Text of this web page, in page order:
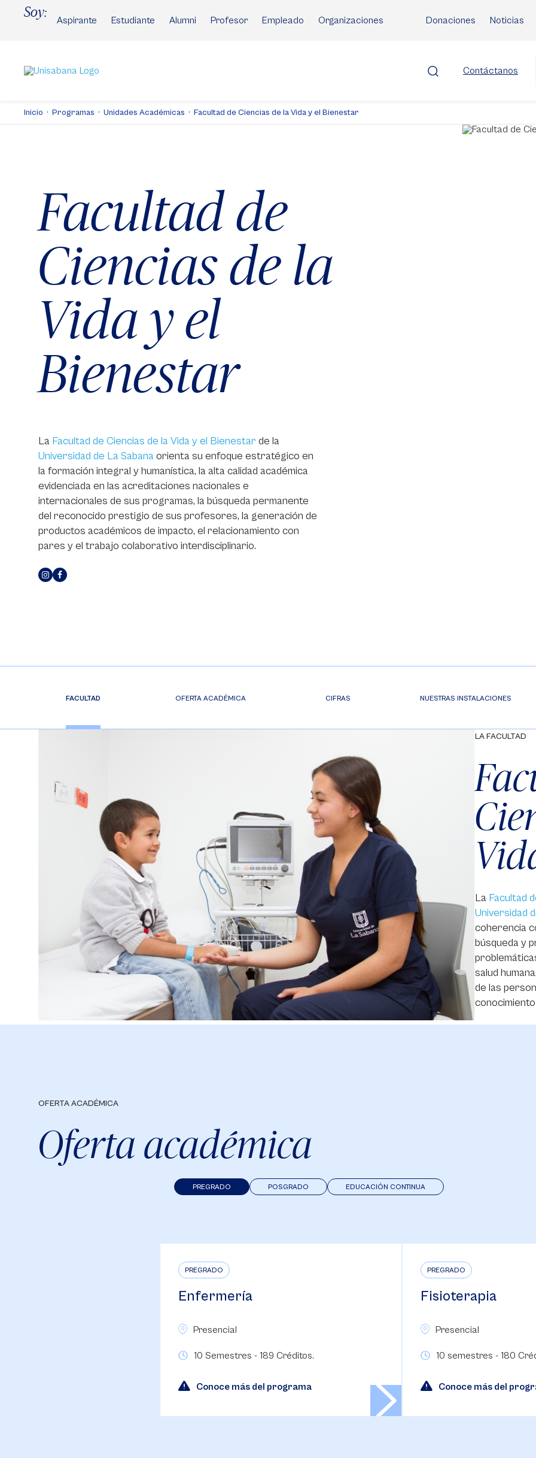
Soy:
Aspirante Estudiante Alumni Profesor Empleado Organizaciones Donaciones Noticias
Contáctanos
Inicio Programas Unidades Académicas Facultad de Ciencias de la Vida y el Bienestar
Facultad de
Ciencias de la
Vida y el
Bienestar
La Facultad de Ciencias de la Vida y el Bienestar de la
Universidad de La Sabanaorienta su enfoque estratégico en
la formación integral y humanística, la alta calidad académica
evidenciada en las acreditaciones nacionales e
internacionales de sus programas, la búsqueda permanente
del reconocido prestigio de sus profesores, la generación de
productos académicos de impacto, el relacionamiento con
pares y el trabajo colaborativo interdisciplinario.
FACULTAD OFERTA ACADÉMICA CIFRAS NUESTRAS INSTALACIONES
LA FACULTAD
La Facultad
Universidad
coherencia
búsqueda y
salud
de las
OFERTA ACADÉMICA
Oferta académica
EDUCACIÓN CONTINUA
POSGRADO
PREGRADO
PREGRADO
Enfermería
Presencial
10 Semestres - 189 Créditos.
Conoce más del programa
PREGRADO
Fisioterapia
Presencial
10 semestres - 180
Conoce más del